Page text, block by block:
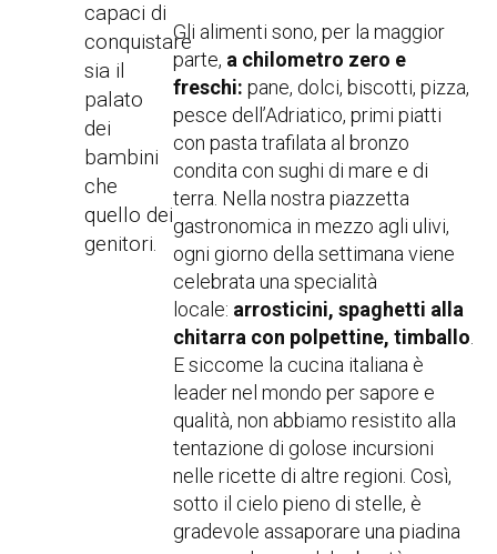
capaci di
conquistare
sia il
palato
dei
bambini
che
quello dei
genitori.
Gli alimenti sono, per la maggior
parte, a chilometro zero e
freschi: pane, dolci, biscotti, pizza,
pesce dell’Adriatico, primi piatti
con pasta trafilata al bronzo
condita con sughi di mare e di
terra. Nella nostra piazzetta
gastronomica in mezzo agli ulivi,
ogni giorno della settimana viene
celebrata una specialità
locale: arrosticini, spaghetti alla
chitarra con polpettine, timballo.
E siccome la cucina italiana è
leader nel mondo per sapore e
qualità, non abbiamo resistito alla
tentazione di golose incursioni
nelle ricette di altre regioni. Così,
sotto il cielo pieno di stelle, è
gradevole assaporare una piadina